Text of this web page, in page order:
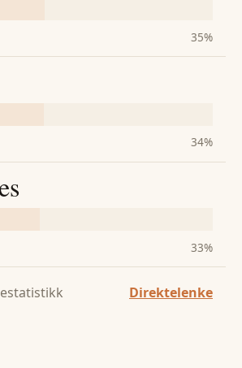
35%
34%
33%
Direktelenke